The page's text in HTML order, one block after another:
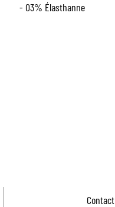
- 03% Élasthanne
Contact